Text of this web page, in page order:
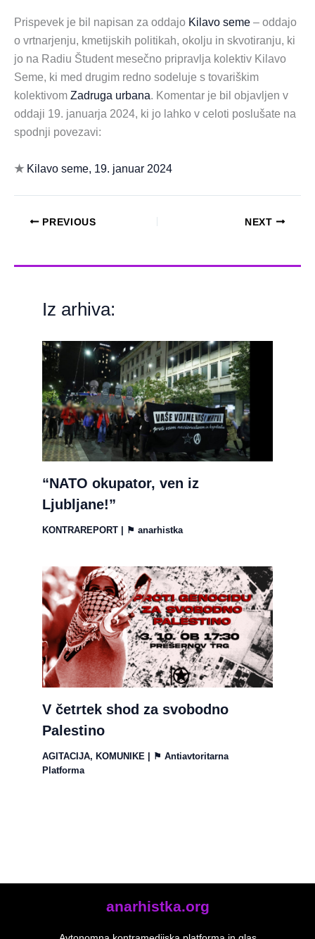
Prispevek je bil napisan za oddajo Kilavo seme – oddajo
o vrtnarjenju, kmetijskih politikah, okolju in skvotiranju, ki
jo na Radiu Študent mesečno pripravlja kolektiv Kilavo
Seme, ki med drugim redno sodeluje s tovariškim
kolektivom Zadruga urbana. Komentar je bil objavljen v
oddaji 19. januarja 2024, ki jo lahko v celoti poslušate na
spodnji povezavi:
★ Kilavo seme, 19. januar 2024
PREVIOUS NEXT
Iz arhiva:
“NATO okupator, ven iz
Ljubljane!”
KONTRAREPORT | ⚑ anarhistka
V četrtek shod za svobodno
Palestino
AGITACIJA, KOMUNIKE | ⚑ Antiavtoritarna
Platforma
anarhistka.org